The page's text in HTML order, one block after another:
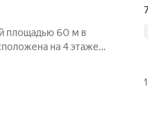
площадью 60 м в
на 4 этаже
входная и